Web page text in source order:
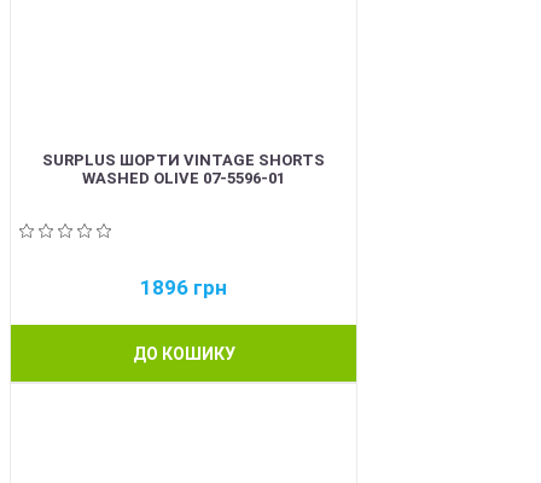
SURPLUS ШОРТИ VINTAGE SHORTS
WASHED OLIVE 07-5596-01
1896 грн
ДО КОШИКУ